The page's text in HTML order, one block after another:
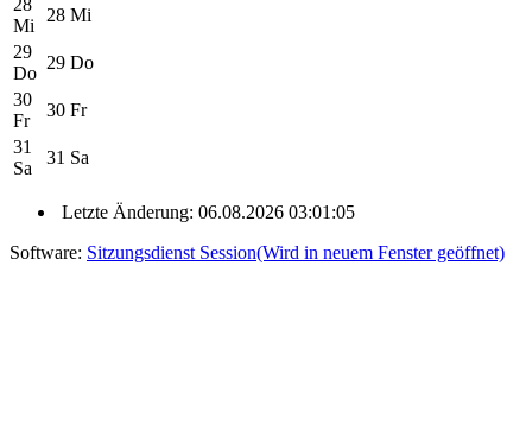
Mi
28 Mi
29
Do
29 Do
30
Fr
30 Fr
31
Sa
31 Sa
Letzte Änderung: 06.08.2026 03:01:05
Software: Sitzungsdienst Session(Wird in neuem Fenster geöffnet)